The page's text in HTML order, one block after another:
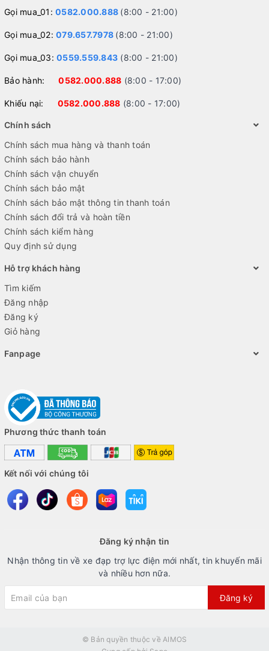
Gọi mua_01: 0582.000.888 (8:00 - 21:00)
Gọi mua_02: 079.657.7978 (8:00 - 21:00)
Gọi mua_03: 0559.559.843 (8:00 - 21:00)
Bảo hành:0582.000.888 (8:00 - 17:00)
Khiếu nại: 0582.000.888 (8:00 - 17:00)
Chính sách
Chính sách mua hàng và thanh toán
Chính sách bảo hành
Chính sách vận chuyển
Chính sách bảo mật
Chính sách bảo mật thông tin thanh toán
Chính sách đổi trả và hoàn tiền
Chính sách kiểm hàng
Quy định sử dụng
Hỗ trợ khách hàng
Tìm kiếm
Đăng nhập
Đăng ký
Giỏ hàng
Fanpage
Phương thức thanh toán
Kết nối với chúng tôi
Đăng ký nhận tin
Nhận thông tin về xe đạp trợ lực điện mới nhất, tin khuyến mãi
và nhiều hơn nữa.
Đăng ký
© Bản quyền thuộc về AIMOS